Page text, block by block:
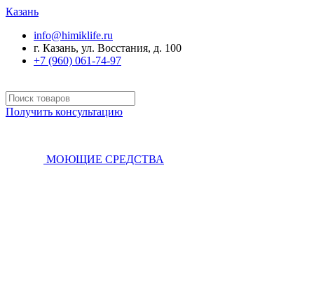
Казань
info@himiklife.ru
г. Казань, ул. Восстания, д. 100
+7 (960) 061-74-97
Получить консультацию
МОЮЩИЕ СРЕДСТВА